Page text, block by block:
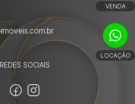
REDES SOCIAIS
VENDA
LOCAÇÃO